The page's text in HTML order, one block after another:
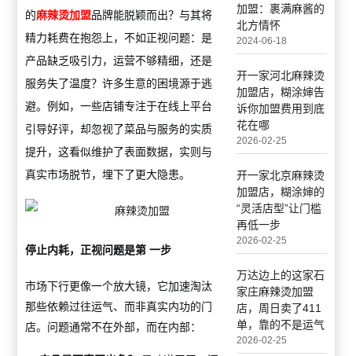
的麻辣烫加盟品牌能脱颖而出？与其将
精力耗费在抱怨上，不如正视问题：是
产品缺乏吸引力，运营不够精细，还是
服务失了温度？许多生意的困境源于逃
避。例如，一些店铺专注于在线上平台
引导好评，却忽视了菜品与服务的实质
提升，这看似维护了表面数据，实则与
真实市场脱节，埋下了更大隐患。
停止内耗，正视问题是第 一步
市场下行更像一个放大镜，它加速淘汰
那些依赖过往运气、而非真实内功的门
店。问题通常不在外部，而在内部：
加盟：裹满麻酱的
北方情怀
2024-06-18
开一家河北麻辣烫
加盟店，糊涂婶告
诉你加盟费用到底
花在哪
2026-02-25
开一家北京麻辣烫
加盟店，糊涂婶的
“灵活店型”让门槛
再低一步
2026-02-25
万达边上的这家石
家庄麻辣烫加盟
店，周日卖了411
单，靠的不是运气
2026-02-25